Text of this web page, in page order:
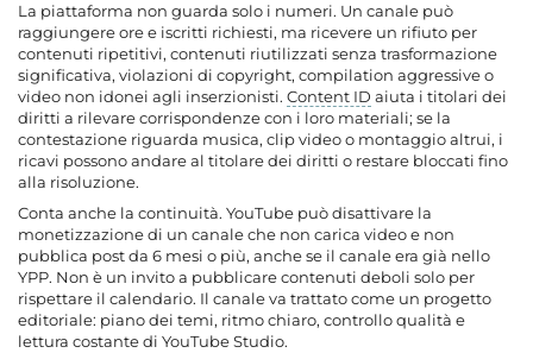
La piattaforma non guarda solo i numeri. Un canale può
raggiungere ore e iscritti richiesti, ma ricevere un rifiuto per
contenuti ripetitivi, contenuti riutilizzati senza trasformazione
significativa, violazioni di copyright, compilation aggressive o
video non idonei agli inserzionisti. Content ID aiuta i titolari dei
diritti a rilevare corrispondenze con i loro materiali; se la
contestazione riguarda musica, clip video o montaggio altrui, i
ricavi possono andare al titolare dei diritti o restare bloccati fino
alla risoluzione.
Conta anche la continuità. YouTube può disattivare la
monetizzazione di un canale che non carica video e non
pubblica post da 6 mesi o più, anche se il canale era già nello
YPP. Non è un invito a pubblicare contenuti deboli solo per
rispettare il calendario. Il canale va trattato come un progetto
editoriale: piano dei temi, ritmo chiaro, controllo qualità e
lettura costante di YouTube Studio.